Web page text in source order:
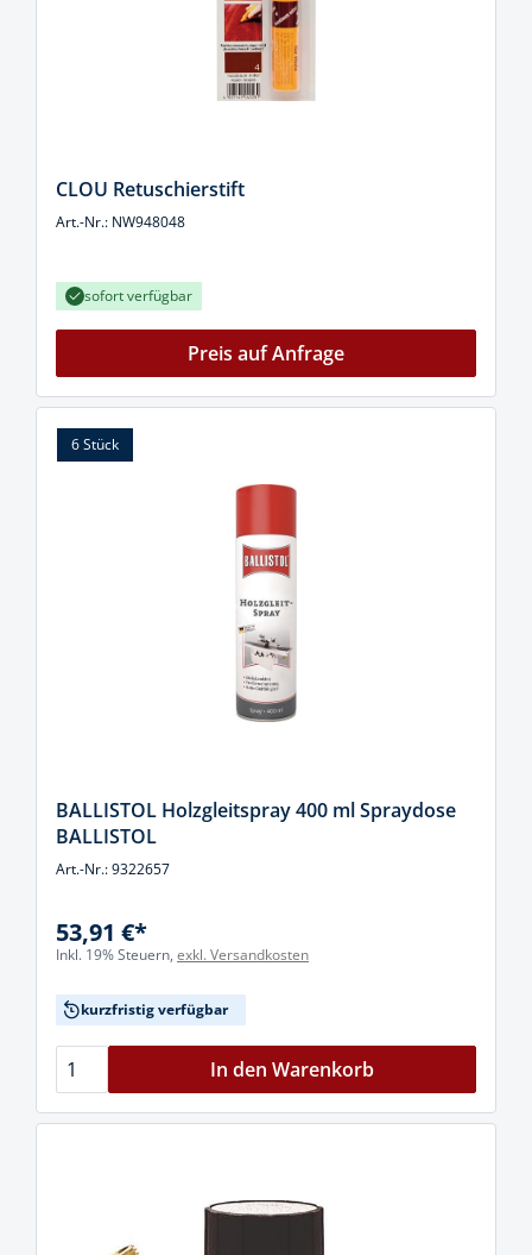
CLOU Retuschierstift
Art.-Nr.: NW948048
sofort verfügbar
Preis auf Anfrage
6 Stück
BALLISTOL Holzgleitspray 400 ml Spraydose
BALLISTOL
Art.-Nr.: 9322657
53,91 €*
Inkl. 19% Steuern, exkl. Versandkosten
kurzfristig verfügbar
In den Warenkorb